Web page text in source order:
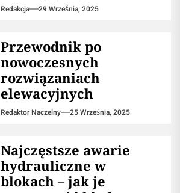
Redakcja 29 Września, 2025
Przewodnik po
nowoczesnych
rozwiązaniach
elewacyjnych
Redaktor Naczelny 25 Września, 2025
Najczęstsze awarie
hydrauliczne w
blokach – jak je